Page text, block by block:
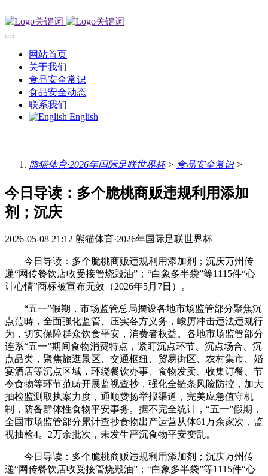
网站首页
关于我们
食品安全常识
食品安全动态
联系我们
English
熊猫体育·2026年国际足联世界杯> 食品安全常识>
今日导读：多个脆桃商贩违规利用添加
剂；沉庆
2026-05-08 21:12 熊猫体育·2026年国际足联世界杯
今日导读：多个脆桃商贩违规利用添加剂；沉庆万州传
递“网传餐饮店收受接管烧毁油”；“白象多半袋”等1115件“心
计心情”商标被宣布无效（2026年5月7日）。
“五一”假期，市场监管总局摆设各地市场监管部分聚焦沉
点范畴，全面强化监管、压实各方义务，峻厉冲击违法违规行
为，切实保障群众饮食平安，消费者权益。各地市场监管部分
连系“五一”期间食物消费特点，紧盯沉点环节、沉点场合、沉
点品类，聚焦旅逛景区、交通枢纽、贸易街区、农村集市、婚
宴酒店等沉点区域，环绕餐饮办事、食物发卖、收集订餐、节
令食物等环节范畴开展监视查抄，强化全链条风险防控，加大
抽检监测取执案力度，通顺赞扬举报渠道，完美应急值守机
制，防备群体性食物平安事务。据不完全统计，“五一”假期，
全国市场监管部分累计查抄食物出产运营从体61万余家次，监
视抽检4。2万余批次，未发生严沉食物平安变乱。
今日导读：多个脆桃商贩违规利用添加剂；沉庆万州传
递“网传餐饮店收受接管烧毁油”；“白象多半袋”等1115件“心